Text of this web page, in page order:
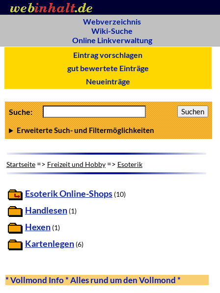
Webverzeichnis
Wiki-Suche
Online Linkverwaltung
Eintrag vorschlagen
gut bewertete Einträge
Neueinträge
Suche:
Erweiterte Such- und Filtermöglichkeiten
Startseite=> Freizeit und Hobby=> Esoterik
Esoterik Online-Shops (10)
Handlesen (1)
Hexen (1)
Kartenlegen (6)
* Vollmond Info * Alles rund um den Vollmond *